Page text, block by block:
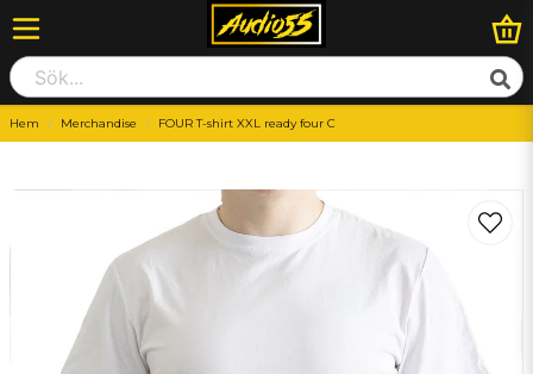
Hem Merchandise FOUR T-shirt XXL ready four C